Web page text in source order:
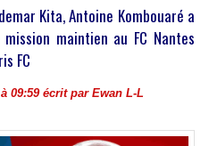
Kita, Antoine Kombouaré a
maintien au FC Nantes
FC
09:59 écrit par Ewan L-L